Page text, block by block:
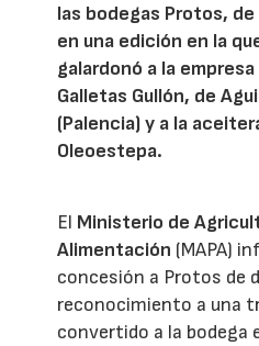
las bodegas Protos,
en una edición en la
galardonó a la
Galletas Gullón, de
(Palencia) y a la
Oleoestepa.
El Ministerio de
Alimentación (MAPA)
concesión a Protos de
reconocimiento a una
convertido a la bodega